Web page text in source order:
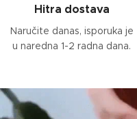
Hitra dostava
Naručite danas, isporuka je
u naredna 1-2 radna dana.